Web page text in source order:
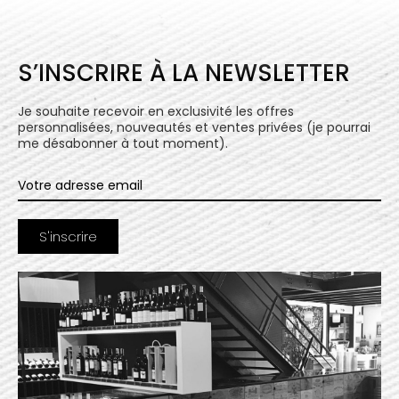
S’INSCRIRE À LA NEWSLETTER
Je souhaite recevoir en exclusivité les offres
personnalisées, nouveautés et ventes privées (je pourrai
me désabonner à tout moment).